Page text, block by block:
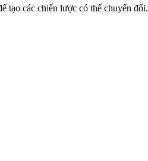
tạo các chiến lược có thể chuyển đổi.